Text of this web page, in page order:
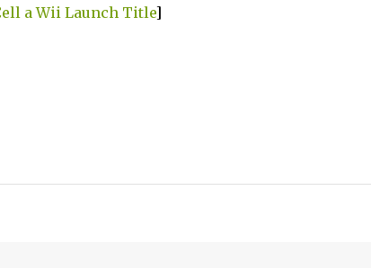
a Wii Launch Title]